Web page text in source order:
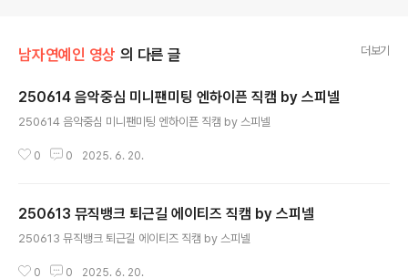
남자연예인 영상 의 다른 글 더보기
250614 음악중심 미니팬미팅 엔하이픈 직캠 by 스피넬
250614 음악중심 미니팬미팅 엔하이픈 직캠 by 스피넬
0 0 2025. 6. 20.
250613 뮤직뱅크 퇴근길 에이티즈 직캠 by 스피넬
250613 뮤직뱅크 퇴근길 에이티즈 직캠 by 스피넬
0 0 2025. 6. 20.